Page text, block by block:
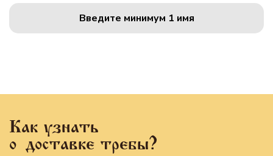
Введите минимум 1 имя
Как узнать
о доставке требы?